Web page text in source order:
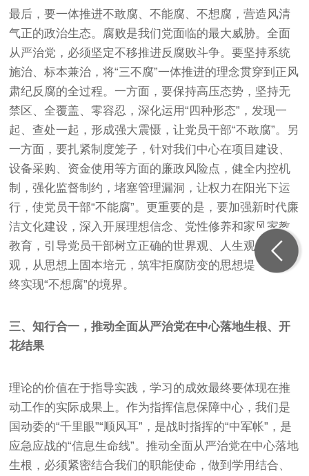
最后，要一体推进不敢腐、不能腐、不想腐，营造风清
气正的政治生态。腐败是我们党面临的最大威胁。全面
从严治党，必须坚定不移推进反腐败斗争。要坚持系统
施治、标本兼治，将“三不腐”一体推进的理念贯穿到正风
肃纪反腐的全过程。一方面，要保持高压态势，坚持无
禁区、全覆盖、零容忍，深化运用“四种形态”，发现一
起、查处一起，形成强大震慑，让党员干部“不敢腐”。另
一方面，要扎紧制度笼子，针对我们中心在项目建设、
设备采购、资金使用等方面的廉政风险点，健全内控机
制，强化监督制约，堵塞管理漏洞，让权力在阳光下运
行，使党员干部“不能腐”。更重要的是，要加强新时代廉
洁文化建设，深入开展理想信念、党性修养和家风家教
教育，引导党员干部树立正确的世界观、人生观、价值
观，从思想上固本培元，筑牢拒腐防变的思想堤坝，最
终实现“不想腐”的境界。
三、知行合一，推动全面从严治党在中心落地生根、开
花结果
理论的价值在于指导实践，学习的成效最终要体现在推
动工作的实际成果上。作为指挥信息保障中心，我们是
国动委的“千里眼”“顺风耳”，是战时指挥的“中军帐”，是
应急应战的“信息生命线”。推动全面从严治党在中心落地
生根，必须紧密结合我们的职能使命，做到学用结合、